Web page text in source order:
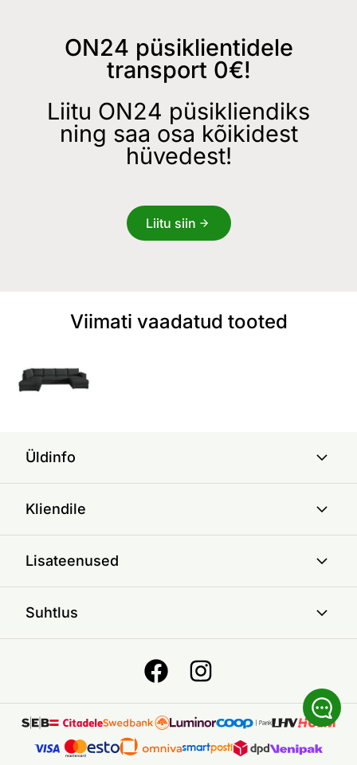
ON24 püsiklientidele
transport 0€!
Liitu ON24 püsikliendiks
ning saa osa kõikidest
hüvedest!
Liitu siin
Viimati vaadatud tooted
Üldinfo
Kliendile
Lisateenused
Suhtlus